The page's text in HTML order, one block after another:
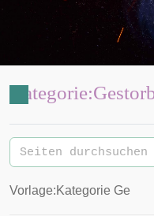
Kategorie:
Vorlage:Kategorie Ge